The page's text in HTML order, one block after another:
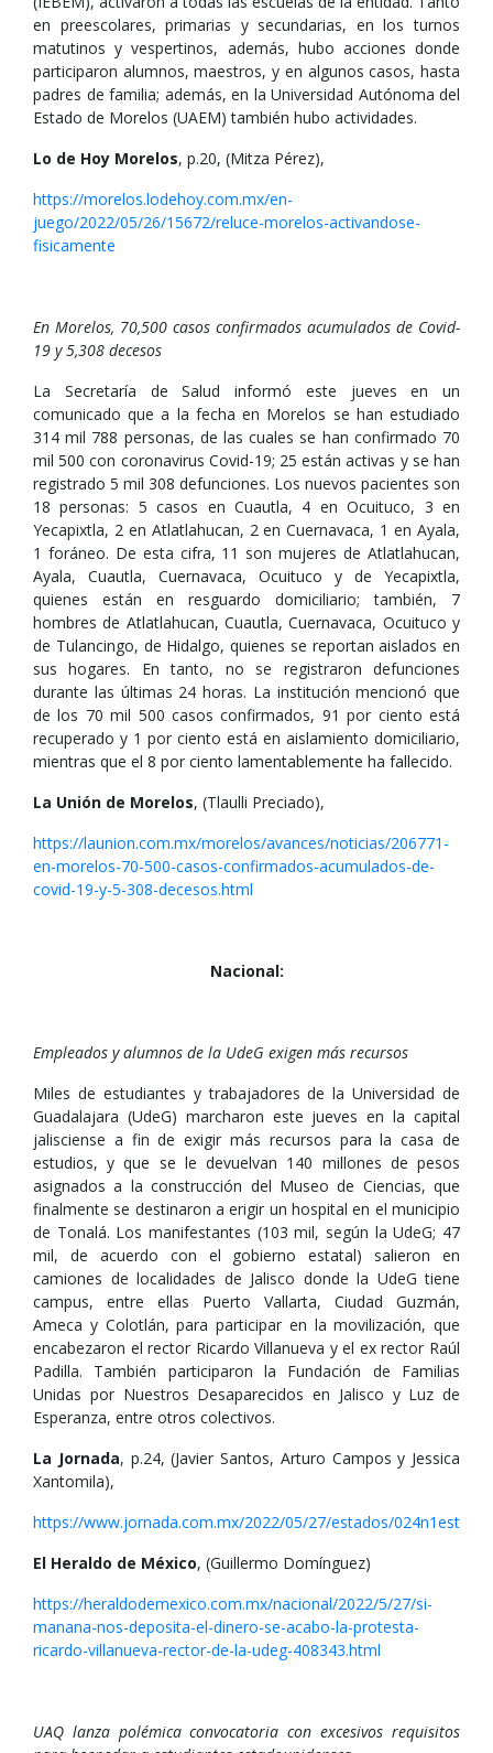
en preescolares, primarias y secundarias, en los turnos
matutinos y vespertinos, además, hubo acciones donde
participaron alumnos, maestros, y en algunos casos, hasta
padres de familia; además, en la Universidad Autónoma del
Estado de Morelos (UAEM) también hubo actividades.
Lo de Hoy Morelos, p.20, (Mitza Pérez),
https://morelos.lodehoy.com.mx/en-
juego/2022/05/26/15672/reluce-morelos-activandose-
fisicamente
En Morelos, 70,500 casos confirmados acumulados de Covid-
19 y 5,308 decesos
La Secretaría de Salud informó este jueves en un
comunicado que a la fecha en Morelos se han estudiado
314 mil 788 personas, de las cuales se han confirmado 70
mil 500 con coronavirus Covid-19; 25 están activas y se han
registrado 5 mil 308 defunciones. Los nuevos pacientes son
18 personas: 5 casos en Cuautla, 4 en Ocuituco, 3 en
Yecapixtla, 2 en Atlatlahucan, 2 en Cuernavaca, 1 en Ayala,
1 foráneo. De esta cifra, 11 son mujeres de Atlatlahucan,
Ayala, Cuautla, Cuernavaca, Ocuituco y de Yecapixtla,
quienes están en resguardo domiciliario; también, 7
hombres de Atlatlahucan, Cuautla, Cuernavaca, Ocuituco y
de Tulancingo, de Hidalgo, quienes se reportan aislados en
sus hogares. En tanto, no se registraron defunciones
durante las últimas 24 horas. La institución mencionó que
de los 70 mil 500 casos confirmados, 91 por ciento está
recuperado y 1 por ciento está en aislamiento domiciliario,
mientras que el 8 por ciento lamentablemente ha fallecido.
La Unión de Morelos, (Tlaulli Preciado),
https://launion.com.mx/morelos/avances/noticias/206771-
en-morelos-70-500-casos-confirmados-acumulados-de-
covid-19-y-5-308-decesos.html
Nacional:
Empleados y alumnos de la UdeG exigen más recursos
Miles de estudiantes y trabajadores de la Universidad de
Guadalajara (UdeG) marcharon este jueves en la capital
jalisciense a fin de exigir más recursos para la casa de
estudios, y que se le devuelvan 140 millones de pesos
asignados a la construcción del Museo de Ciencias, que
finalmente se destinaron a erigir un hospital en el municipio
de Tonalá. Los manifestantes (103 mil, según la UdeG; 47
mil, de acuerdo con el gobierno estatal) salieron en
camiones de localidades de Jalisco donde la UdeG tiene
campus, entre ellas Puerto Vallarta, Ciudad Guzmán,
Ameca y Colotlán, para participar en la movilización, que
encabezaron el rector Ricardo Villanueva y el ex rector Raúl
Padilla. También participaron la Fundación de Familias
Unidas por Nuestros Desaparecidos en Jalisco y Luz de
Esperanza, entre otros colectivos.
La Jornada, p.24, (Javier Santos, Arturo Campos y Jessica
Xantomila),
https://www.jornada.com.mx/2022/05/27/estados/024n1est
El Heraldo de México, (Guillermo Domínguez)
https://heraldodemexico.com.mx/nacional/2022/5/27/si-
manana-nos-deposita-el-dinero-se-acabo-la-protesta-
ricardo-villanueva-rector-de-la-udeg-408343.html
UAQ lanza polémica convocatoria con excesivos requisitos